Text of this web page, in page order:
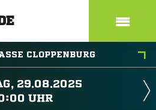
CLOPPENBURG

